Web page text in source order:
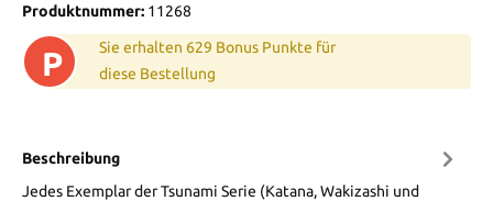
Produktnummer: 11268
P
Sie erhalten 629 Bonus Punkte für
diese Bestellung
Beschreibung
Jedes Exemplar der Tsunami Serie (Katana, Wakizashi und